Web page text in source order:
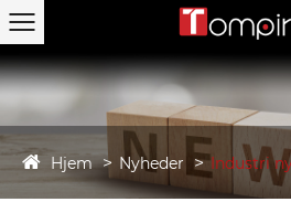
Hjem Nyheder Industri